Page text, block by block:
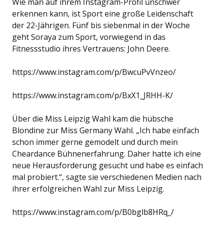
erkennen kann, ist Sport eine große Leidenschaft
der 22-Jährigen. Fünf bis siebenmal in der Woche
geht Soraya zum Sport, vorwiegend in das
Fitnessstudio ihres Vertrauens: John Deere.
https://www.instagram.com/p/BwcuPvVnzeo/
https://www.instagram.com/p/BxX1_JRHH-K/
Über die Miss Leipzig Wahl kam die hübsche
Blondine zur Miss Germany Wahl. „Ich habe einfach
schon immer gerne gemodelt und durch mein
Cheardance Bühnenerfahrung. Daher hatte ich eine
neue Herausforderung gesucht und habe es einfach
mal probiert.“, sagte sie verschiedenen Medien nach
ihrer erfolgreichen Wahl zur Miss Leipzig.
https://www.instagram.com/p/B0bglb8HRq_/